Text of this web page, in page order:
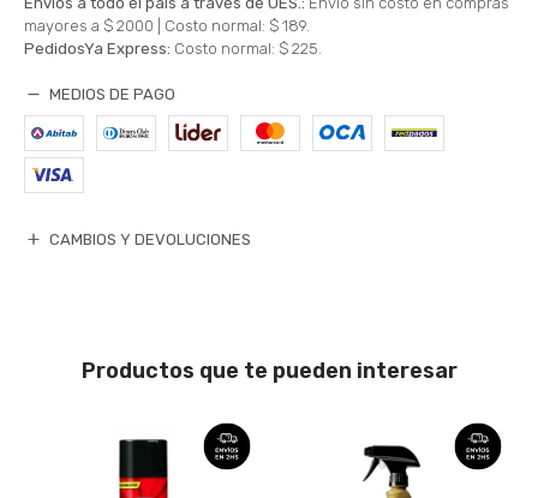
mayores a $ 2000 | Costo normal: $ 189.
PedidosYa Express: Costo normal: $ 225.
MEDIOS DE PAGO
CAMBIOS Y DEVOLUCIONES
Productos que te pueden interesar